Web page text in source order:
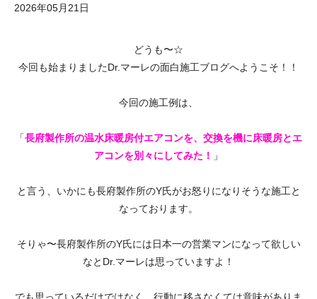
2026年05月21日
どうも〜☆
今回も始まりましたDr.マーレの面白施工ブログへようこそ！！
今回の施工例は、
「長府製作所の温水床暖房付エアコンを、交換を機に床暖房とエ
アコンを別々にしてみた！
」
と言う、いかにも長府製作所のY氏がお怒りになりそうな施工と
なっております。
そりゃ〜長府製作所のY氏には日本一の営業マンになって欲しい
なとDr.マーレは思っていますよ！